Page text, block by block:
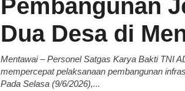
Pembangunan
Dua Desa di
Mentawai – Personel Satgas Karya Bakti TNI
mempercepat pelaksanaan pembangunan
Pada Selasa (9/6/2026),...